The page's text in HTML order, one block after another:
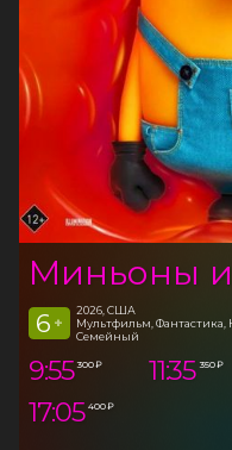
Миньоны
6 +
2026, США
Мультфильм,
Семейный
9:55 300 ₽ 11:35 350 ₽
17:05 400 ₽